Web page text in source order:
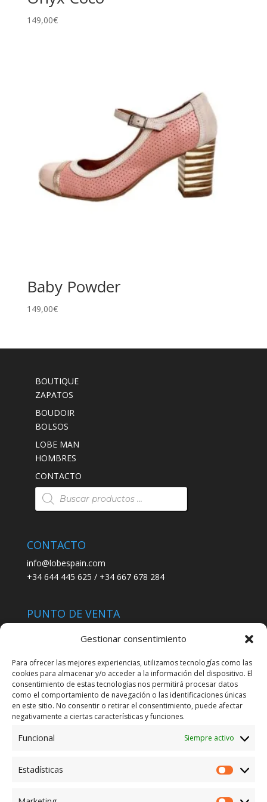
Gestionar consentimiento
Para ofrecer las mejores experiencias, utilizamos tecnologías como las
cookies para almacenar y/o acceder a la información del dispositivo. El
consentimiento de estas tecnologías nos permitirá procesar datos
como el comportamiento de navegación o las identificaciones únicas
en este sitio. No consentir o retirar el consentimiento, puede afectar
negativamente a ciertas características y funciones.
Funcional Siempre activo
Estadísticas
149,00€
Baby Powder
149,00€
BOUTIQUE
ZAPATOS
BOUDOIR
BOLSOS
LOBE MAN
HOMBRES
CONTACTO
Búsqueda
de
productos
CONTACTO
info@lobespain.com
+34 644 445 625 / +34 667 678 284
PUNTO DE VENTA
C/ San José 6, 11004 Cádiz
LEGAL
POLÍTICA DE ENVÍO
TERMINOS Y CONDICIONES